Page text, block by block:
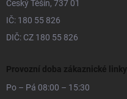
Český Těšín, 737 01
IČ: 180 55 826
DIČ: CZ 180 55 826
Provozní doba zákaznické linky
Po – Pá 08:00 – 15:30